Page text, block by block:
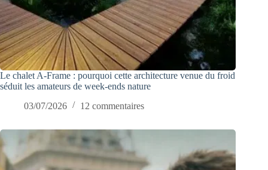
Le chalet A-Frame : pourquoi cette architecture venue du froid
séduit les amateurs de week-ends nature
03/07/2026
12 commentaires